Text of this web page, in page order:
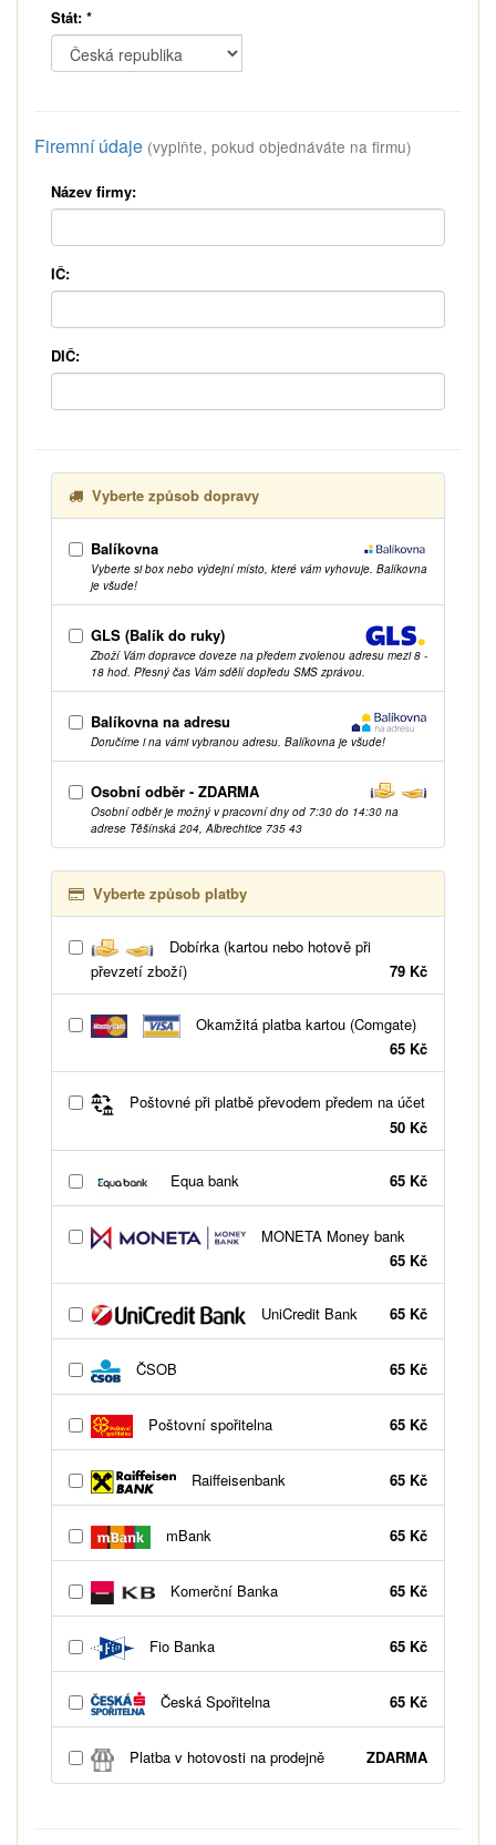
Stát: *
Firemní údaje (vyplňte, pokud objednáváte na firmu)
Název firmy:
IČ:
DIČ:
Vyberte způsob dopravy
Balíkovna
Vyberte si box nebo výdejní místo, které vám vyhovuje. Balíkovna
je všude!
GLS (Balík do ruky)
Zboží Vám dopravce doveze na předem zvolenou adresu mezi 8 -
18 hod. Přesný čas Vám sdělí dopředu SMS zprávou.
Balíkovna na adresu
Doručíme i na vámi vybranou adresu. Balíkovna je všude!
Osobní odběr - ZDARMA
Osobní odběr je možný v pracovní dny od 7:30 do 14:30 na
adrese Těšínská 204, Albrechtice 735 43
Vyberte způsob platby
Dobírka (kartou nebo hotově při
převzetí zboží)
79 Kč
Okamžitá platba kartou (Comgate)
65 Kč
Poštovné při platbě převodem předem na účet
50 Kč
Equa bank 65 Kč
MONETA Money bank
65 Kč
UniCredit Bank 65 Kč
ČSOB 65 Kč
Poštovní spořitelna 65 Kč
Raiffeisenbank 65 Kč
mBank 65 Kč
Komerční Banka 65 Kč
Fio Banka 65 Kč
Česká Spořitelna 65 Kč
Platba v hotovosti na prodejně ZDARMA